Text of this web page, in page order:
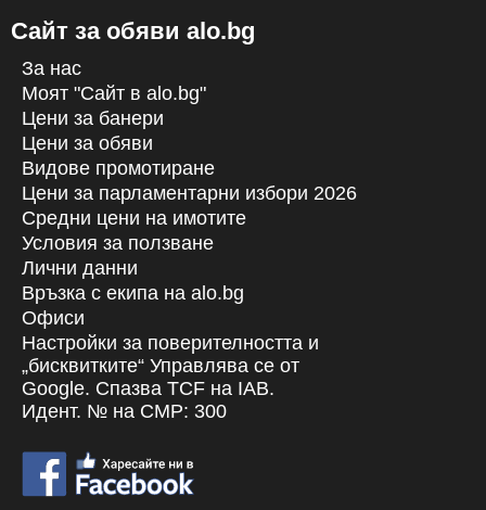
Сайт за обяви alo.bg
За нас
Моят "Сайт в alo.bg"
Цени за банери
Цени за обяви
Видове промотиране
Цени за парламентарни избори 2026
Средни цени на имотите
Условия за ползване
Лични данни
Връзка с екипa на alo.bg
Офиси
Настройки за поверителността и
„бисквитките“ Управлява се от
Google. Спазва TCF на IAB.
Идент. № на CMP: 300